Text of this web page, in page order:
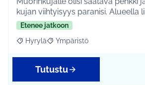
kujan viihtyisyys paranisi. Alueella
Etenee jatkoon
Rajaa tulokset aihepiirin mukaan: Hyrylä
Hyrylä Rajaa tulokset teeman
Ympäristö
Tutustu